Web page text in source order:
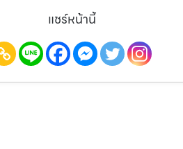
แชร์หน้านี้